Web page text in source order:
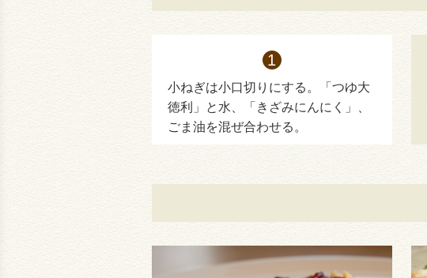
小ねぎは小口切りにする。「つゆ大
徳利」と水、「きざみにんにく」、
ごま油を混ぜ合わせる。